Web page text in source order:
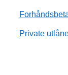
Private